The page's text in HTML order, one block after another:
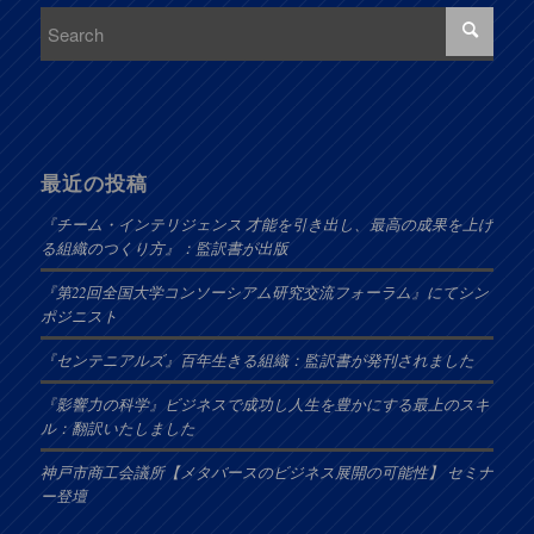
最近の投稿
『チーム・インテリジェンス 才能を引き出し、最高の成果を上げ
る組織のつくり方』：監訳書が出版
『第22回全国大学コンソーシアム研究交流フォーラム』にてシン
ポジニスト
『センテニアルズ』百年生きる組織：監訳書が発刊されました
『影響力の科学』ビジネスで成功し人生を豊かにする最上のスキ
ル：翻訳いたしました
神戸市商工会議所【メタバースのビジネス展開の可能性】 セミナ
ー登壇